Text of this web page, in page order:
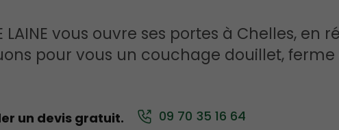
LAINE vous ouvre ses portes à Chelles, en
pour vous un couchage douillet, ferme
un devis gratuit. 09 70 35 16 64